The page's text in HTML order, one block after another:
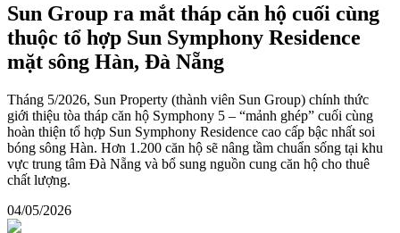
Sun Group ra mắt tháp căn hộ cuối cùng
thuộc tổ hợp Sun Symphony Residence
mặt sông Hàn, Đà Nẵng
Tháng 5/2026, Sun Property (thành viên Sun Group) chính thức
giới thiệu tòa tháp căn hộ Symphony 5 – “mảnh ghép” cuối cùng
hoàn thiện tổ hợp Sun Symphony Residence cao cấp bậc nhất soi
bóng sông Hàn. Hơn 1.200 căn hộ sẽ nâng tầm chuẩn sống tại khu
vực trung tâm Đà Nẵng và bổ sung nguồn cung căn hộ cho thuê
chất lượng.
04/05/2026